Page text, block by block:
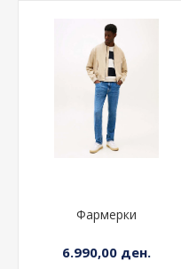
Фармерки
6.990,00 ден.